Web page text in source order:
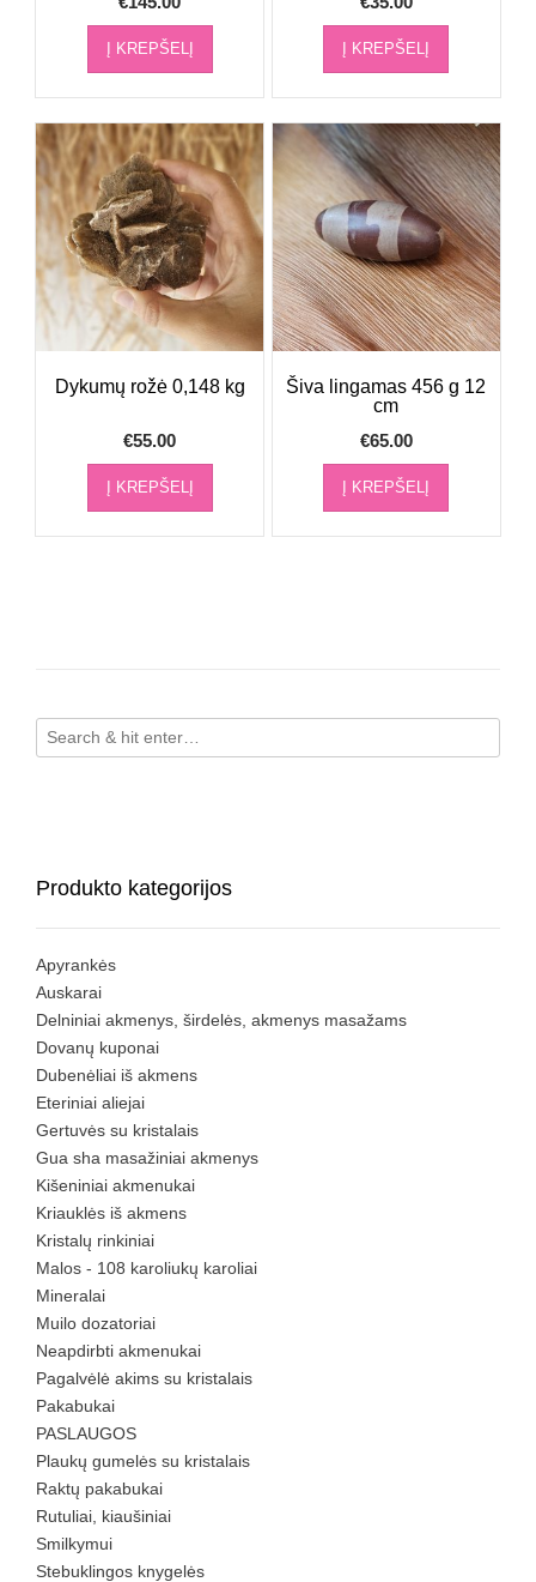
Į KREPŠELĮ Į KREPŠELĮ
Dykumų rožė 0,148 kg
€55.00
Į KREPŠELĮ
Šiva lingamas 456 g 12
cm
€65.00
Į KREPŠELĮ
Produkto kategorijos
Apyrankės
Auskarai
Delniniai akmenys, širdelės, akmenys masažams
Dovanų kuponai
Dubenėliai iš akmens
Eteriniai aliejai
Gertuvės su kristalais
Gua sha masažiniai akmenys
Kišeniniai akmenukai
Kriauklės iš akmens
Kristalų rinkiniai
Malos - 108 karoliukų karoliai
Mineralai
Muilo dozatoriai
Neapdirbti akmenukai
Pagalvėlė akims su kristalais
Pakabukai
PASLAUGOS
Plaukų gumelės su kristalais
Raktų pakabukai
Rutuliai, kiaušiniai
Smilkymui
Stebuklingos knygelės